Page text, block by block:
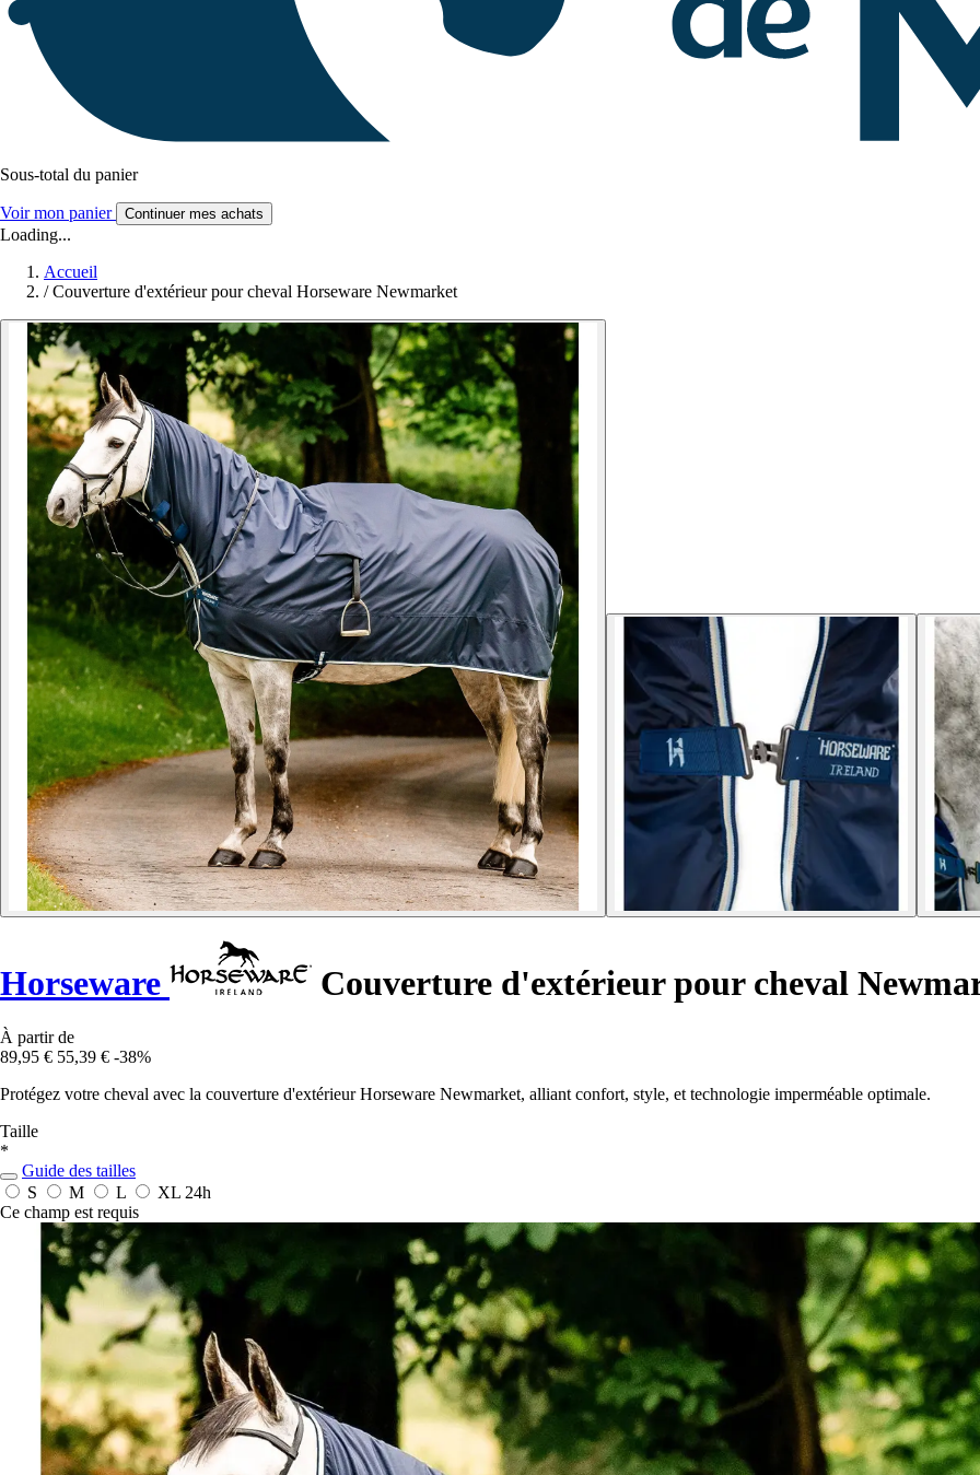
Sous-total du panier
Voir mon panier Continuer mes achats
Loading...
Accueil
/ Couverture d'extérieur pour cheval Horseware Newmarket
Horseware Couverture d'extérieur pour cheval
À partir de
89,95 € 55,39 € -38%
Protégez votre cheval avec la couverture d'extérieur Horseware Newmarket, alliant confort, style, et technologie imperméable optimale.
Taille
*
Guide des tailles
S
M L XL 24h
Ce champ est requis